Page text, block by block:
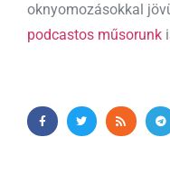
oknyomozásokkal
podcastos műsorunk